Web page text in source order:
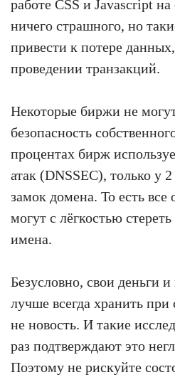
работе CSS и Javascript
ничего страшного, но
привести к потере
проведении транзакций.
Некоторые биржи не
безопасность
процентах бирж
атак (DNSSEC), только у
замок домена. То есть
могут с лёгкостью
имена.
Безусловно, свои деньги
лучше всегда хранить при
не новость. И такие
раз подтверждают это
Поэтому не рискуйте